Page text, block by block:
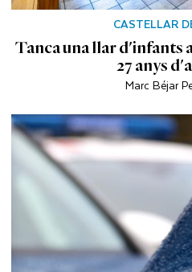
CASTELLAR
Tanca una llar d'infants
27 anys
Marc Béjar